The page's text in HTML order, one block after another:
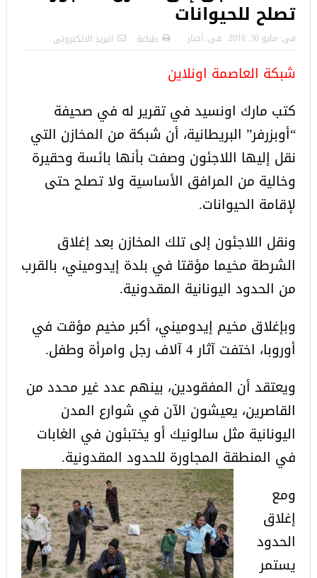
تصلح للحيوانات
فى: مايو 30, 2016 فى: أخبار طباعة البريد الالكترونى
شبكة العاصمة اونلاين
كتب مارك اونسيد في تقرير له في صحيفة
“أوبزرفر” البريطانية، أن شبكة من المخازن التي
نقل إليها اللاجئون وصفت بأنها بائسة وحقيرة
وخالية من المرافق الأساسية ولا تصلح حتى
لإقامة الحيوانات.
ونقل اللاجئون إلى تلك المخازن بعد إغلاق
الشرطة مخيما مؤقتا في بلدة إيدوميني، بالقرب
من الحدود اليونانية المقدونية.
وبإغلاق مخيم إيدوميني، أكبر مخيم مؤقت في
أوروبا، اختفت آثار 4 آلاف رجل وامرأة وطفل.
ويعتقد أن المفقودين، بينهم عدد غير محدد من
القاصرين، يعيشون الآن في شوارع المدن
اليونانية مثل سالونيك أو يختبئون في الغابات
في المنطقة المجاورة للحدود المقدونية.
ومع
إغلاق
الحدود
يستمر